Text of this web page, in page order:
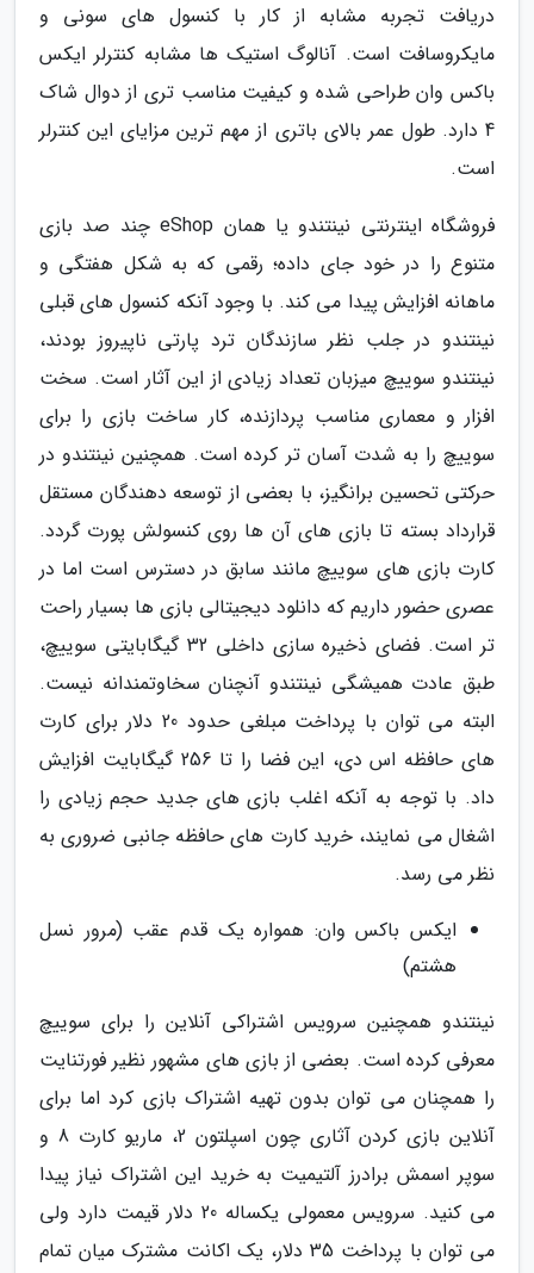
دریافت تجربه مشابه از کار با کنسول های سونی و
مایکروسافت است. آنالوگ استیک ها مشابه کنترلر ایکس
باکس وان طراحی شده و کیفیت مناسب تری از دوال شاک
4 دارد. طول عمر بالای باتری از مهم ترین مزایای این کنترلر
است.
فروشگاه اینترنتی نینتندو یا همان eShop چند صد بازی
متنوع را در خود جای داده؛ رقمی که به شکل هفتگی و
ماهانه افزایش پیدا می کند. با وجود آنکه کنسول های قبلی
نینتندو در جلب نظر سازندگان ترد پارتی ناپیروز بودند،
نینتندو سوییچ میزبان تعداد زیادی از این آثار است. سخت
افزار و معماری مناسب پردازنده، کار ساخت بازی را برای
سوییچ را به شدت آسان تر کرده است. همچنین نینتندو در
حرکتی تحسین برانگیز، با بعضی از توسعه دهندگان مستقل
قرارداد بسته تا بازی های آن ها روی کنسولش پورت گردد.
کارت بازی های سوییچ مانند سابق در دسترس است اما در
عصری حضور داریم که دانلود دیجیتالی بازی ها بسیار راحت
تر است. فضای ذخیره سازی داخلی 32 گیگابایتی سوییچ،
طبق عادت همیشگی نینتندو آنچنان سخاوتمندانه نیست.
البته می توان با پرداخت مبلغی حدود 20 دلار برای کارت
های حافظه اس دی، این فضا را تا 256 گیگابایت افزایش
داد. با توجه به آنکه اغلب بازی های جدید حجم زیادی را
اشغال می نمایند، خرید کارت های حافظه جانبی ضروری به
نظر می رسد.
ایکس باکس وان: همواره یک قدم عقب (مرور نسل
هشتم)
نینتندو همچنین سرویس اشتراکی آنلاین را برای سوییچ
معرفی کرده است. بعضی از بازی های مشهور نظیر فورتنایت
را همچنان می توان بدون تهیه اشتراک بازی کرد اما برای
آنلاین بازی کردن آثاری چون اسپلتون 2، ماریو کارت 8 و
سوپر اسمش برادرز آلتیمیت به خرید این اشتراک نیاز پیدا
می کنید. سرویس معمولی یکساله 20 دلار قیمت دارد ولی
می توان با پرداخت 35 دلار، یک اکانت مشترک میان تمام